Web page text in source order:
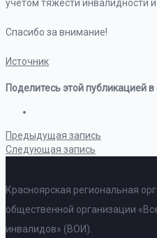
учётом тяжести инвалидности
Спасибо за внимание!
Источник
Поделитесь этой публикацией
Предыдущая запись
Следующая запись
Красноярская региональная
общественной организации
инвалидов» (ВОИ).